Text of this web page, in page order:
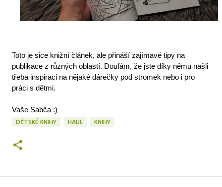
Toto je sice knižní článek, ale přináší zajímavé tipy na
publikace z různých oblastí. Doufám, že jste díky němu našli
třeba inspiraci na nějaké dárečky pod stromek nebo i pro
práci s dětmi.
Vaše Sabča :)
DĚTSKÉ KNIHY HAUL KNIHY